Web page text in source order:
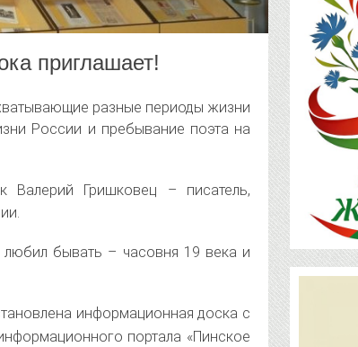
приглашает!
разные периоды жизни
России и пребывание поэта на
Валерий Гришковец – писатель,
любил бывать – часовня 19 века и
информационная доска с
портала «Пинское